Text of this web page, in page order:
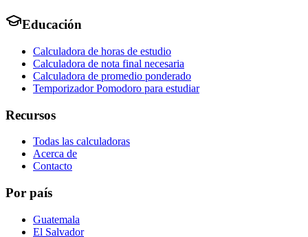
Educación
Calculadora de horas de estudio
Calculadora de nota final necesaria
Calculadora de promedio ponderado
Temporizador Pomodoro para estudiar
Recursos
Todas las calculadoras
Acerca de
Contacto
Por país
Guatemala
El Salvador